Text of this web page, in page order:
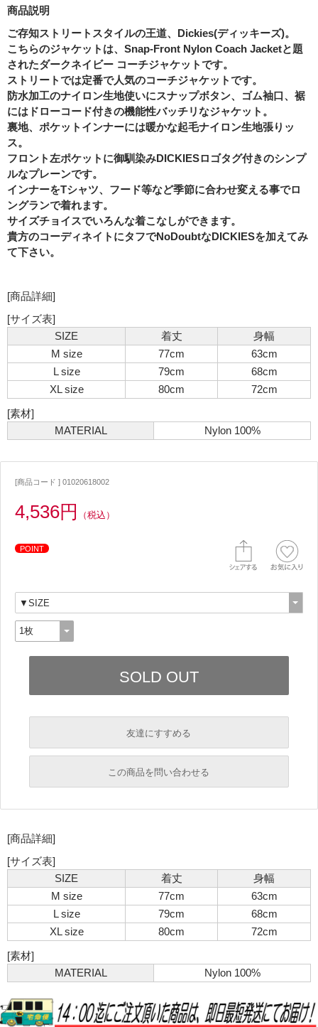
商品説明
ご存知ストリートスタイルの王道、Dickies(ディッキーズ)。
こちらのジャケットは、Snap-Front Nylon Coach Jacketと題
されたダークネイビー コーチジャケットです。
ストリートでは定番で人気のコーチジャケットです。
防水加工のナイロン生地使いにスナップボタン、ゴム袖口、裾
にはドローコード付きの機能性バッチリなジャケット。
裏地、ポケットインナーには暖かな起毛ナイロン生地張りッ
ス。
フロント左ポケットに御馴染みDICKIESロゴタグ付きのシンプ
ルなプレーンです。
インナーをTシャツ、フード等など季節に合わせ変える事でロ
ングランで着れます。
サイズチョイスでいろんな着こなしができます。
貴方のコーディネイトにタフでNoDoubtなDICKIESを加えてみ
て下さい。
[商品詳細]
[サイズ表]
SIZE
着丈
身幅
M size
77cm
63cm
L size
79cm
68cm
XL size
80cm
72cm
[素材]
MATERIAL
Nylon 100%
[商品コード ] 01020618002
4,536円 （税込）
POINT
友達にすすめる
必須
この商品を問い合わせる
[商品詳細]
[サイズ表]
SIZE
着丈
身幅
M size
77cm
63cm
L size
79cm
68cm
XL size
80cm
72cm
[素材]
MATERIAL
Nylon 100%